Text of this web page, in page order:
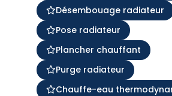
Désembouage radiateur
Pose radiateur
Plancher chauffant
Purge radiateur
Chauffe-eau